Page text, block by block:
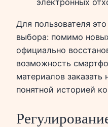
электронных
Для пользователя
выбора: помимо
официально
возможность
материалов
понятной историей